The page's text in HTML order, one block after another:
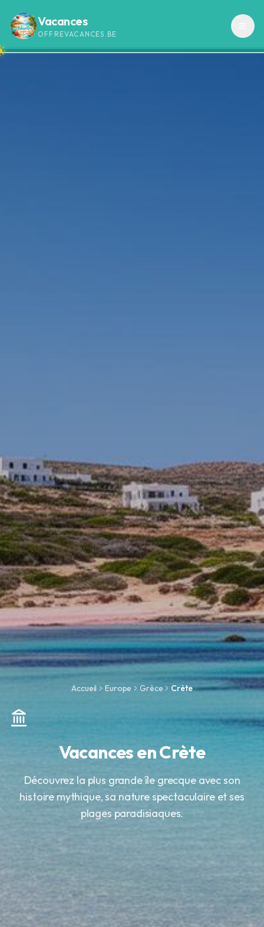
Vacances
OFFREVACANCES.BE
Accueil Europe Grèce Crète
Vacances en Crète
Découvrez la plus grande île grecque avec son
histoire mythique, sa nature spectaculaire et ses
plages paradisiaques.